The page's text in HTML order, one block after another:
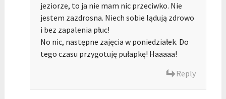
jeziorze, to ja nie mam nic przeciwko. Nie
jestem zazdrosna. Niech sobie lądują zdrowo
i bez zapalenia płuc!
No nic, następne zajęcia w poniedziałek. Do
tego czasu przygotuję pułapkę! Haaaaa!
Reply